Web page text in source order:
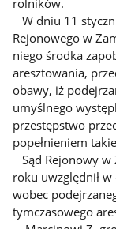
rolników.
W dniu 11
Rejonowego w
niego środka
aresztowania,
obawy, iż
umyślnego
przestępstwo
popełnieniem
Sąd Rejonowy
roku uwzględnił
wobec
tymczasowego